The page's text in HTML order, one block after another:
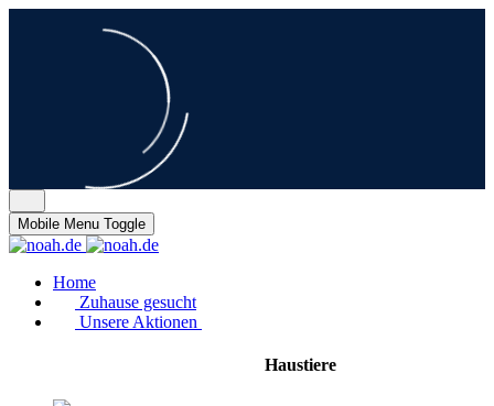
Mobile Menu Toggle
Home
Zuhause gesucht
Unsere Aktionen
Haustiere